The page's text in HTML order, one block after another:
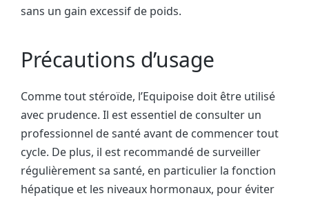
sans un gain excessif de poids.
Précautions d’usage
Comme tout stéroïde, l’Equipoise doit être utilisé
avec prudence. Il est essentiel de consulter un
professionnel de santé avant de commencer tout
cycle. De plus, il est recommandé de surveiller
régulièrement sa santé, en particulier la fonction
hépatique et les niveaux hormonaux, pour éviter